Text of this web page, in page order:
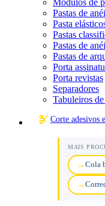
Modulos de
Pastas de
Pasta
Pastas
Pastas de
Pastas de
Porta
Porta revistas
Separadores
Tabuleiros
Corte adesivos
MAIS
Cola